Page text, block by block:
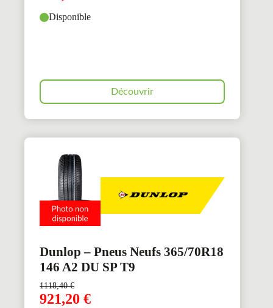
Disponible
Découvrir
Dunlop – Pneus Neufs 365/70R18
146 A2 DU SP T9
1118,40€
921,20 €